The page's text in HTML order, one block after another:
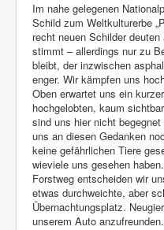
Im nahe gelegenen
Schild zum Weltkulturerbe
recht neuen Schilder
stimmt – allerdings nur zu
bleibt, der inzwischen
enger. Wir kämpfen uns
Oben erwartet uns ein
hochgelobten, kaum
sind uns hier nicht
uns an diesen Gedanken
keine gefährlichen Tiere
wieviele uns gesehen
Forstweg entscheiden wir
etwas durchweichte, aber
Übernachtungsplatz.
unserem Auto anzufreunden.